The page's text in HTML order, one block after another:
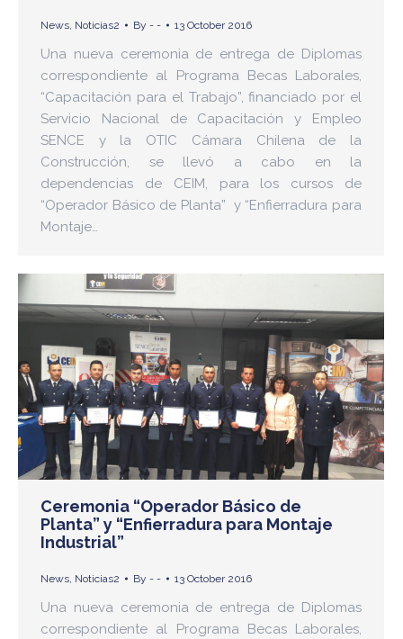
News, Noticias2 By - - 13 October 2016
Una nueva ceremonia de entrega de Diplomas
correspondiente al Programa Becas Laborales,
“Capacitación para el Trabajo”, financiado por el
Servicio Nacional de Capacitación y Empleo
SENCE y la OTIC Cámara Chilena de la
Construcción, se llevó a cabo en la
dependencias de CEIM, para los cursos de
“Operador Básico de Planta” y “Enfierradura para
Montaje…
Ceremonia “Operador Básico de
Planta” y “Enfierradura para Montaje
Industrial”
News, Noticias2 By - - 13 October 2016
Una nueva ceremonia de entrega de Diplomas
correspondiente al Programa Becas Laborales,